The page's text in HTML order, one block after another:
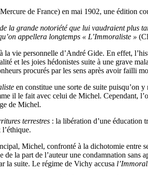
de France) en mai 1902, une édition
la grande notoriété que lui vaudraient plus
appellera longtemps « L’Immoraliste »
vie personnelle d’André Gide. En effet,
et les joies hédonistes suite à une grave
procurés par les sens après avoir failli
en constitue une sorte de suite puisqu’on
il le fait avec celui de Michel. Cependant,
de Michel.
terrestres : la libération d’une éducation
Michel, confronté à la dichotomie entre
la part de l’auteur une condamnation
la suite. Le régime de Vichy accusa